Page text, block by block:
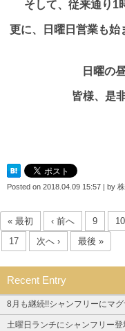
そして、従来通り1
更に、日曜日営業も始
日曜の
皆様、是
Posted on 2018.04.09 15:57 | by
« 最初 ‹ 前へ 9 10
17
次へ › 最後 »
Recent Entry
8月も継続!!シャンフリーにマ
土曜日ランチにシャンフリー登